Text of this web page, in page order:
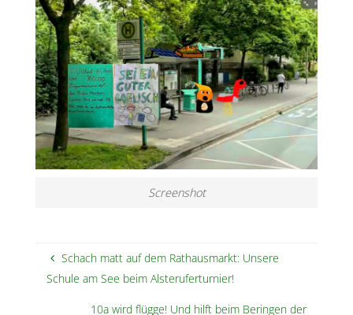
Screenshot
Schach matt auf dem Rathausmarkt: Unsere
Schule am See beim Alsteruferturnier!
10a wird flügge! Und hilft beim Beringen der